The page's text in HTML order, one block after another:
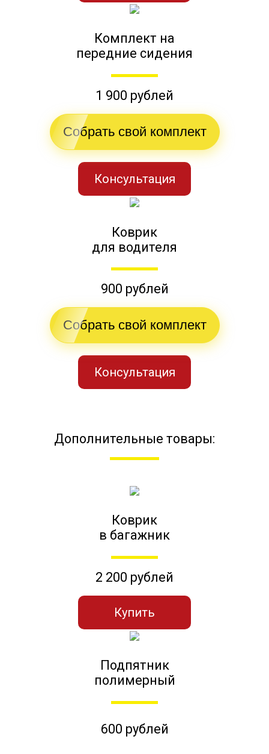
Комплект на
передние сидения
1 900 рублей
Собрать свой комплект
Консультация
Коврик
для водителя
900 рублей
Собрать свой комплект
Консультация
Дополнительные товары:
Коврик
в багажник
2 200 рублей
Купить
Подпятник
полимерный
600 рублей